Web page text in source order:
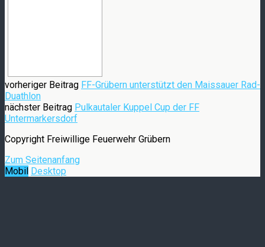
vorheriger Beitrag FF-Grübern unterstützt den Maissauer Rad-
Duathlon
nächster Beitrag Pulkautaler Kuppel Cup der FF
Untermarkersdorf
Copyright Freiwillige Feuerwehr Grübern
Zum Seitenanfang
Mobil Desktop